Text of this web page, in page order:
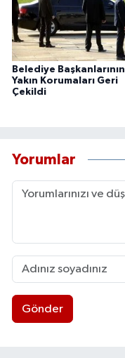
Belediye Başkanlarının
Yakın Korumaları Geri
Çekildi
Yorumlar
Gönder